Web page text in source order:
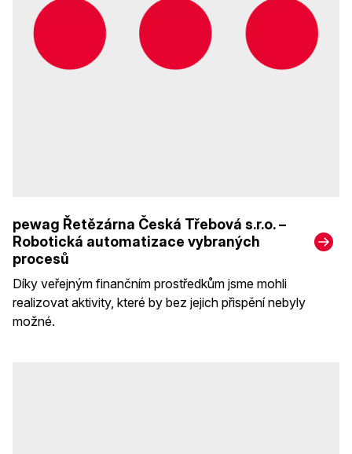
pewag Řetězárna Česká Třebová s.r.o. –
Robotická automatizace vybraných
procesů
Díky veřejným finančním prostředkům jsme mohli
realizovat aktivity, které by bez jejich přispění nebyly
možné.